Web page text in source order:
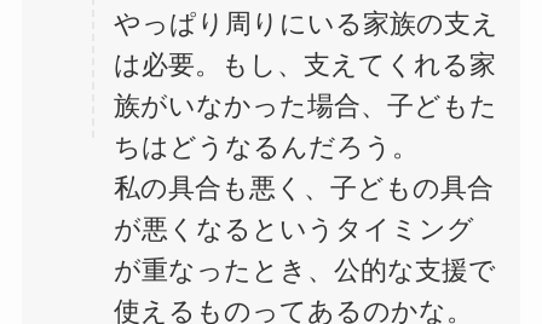
やっぱり周りにいる家族の支え
は必要。もし、支えてくれる家
族がいなかった場合、子どもた
ちはどうなるんだろう。
私の具合も悪く、子どもの具合
が悪くなるというタイミング
が重なったとき、公的な支援で
使えるものってあるのかな。